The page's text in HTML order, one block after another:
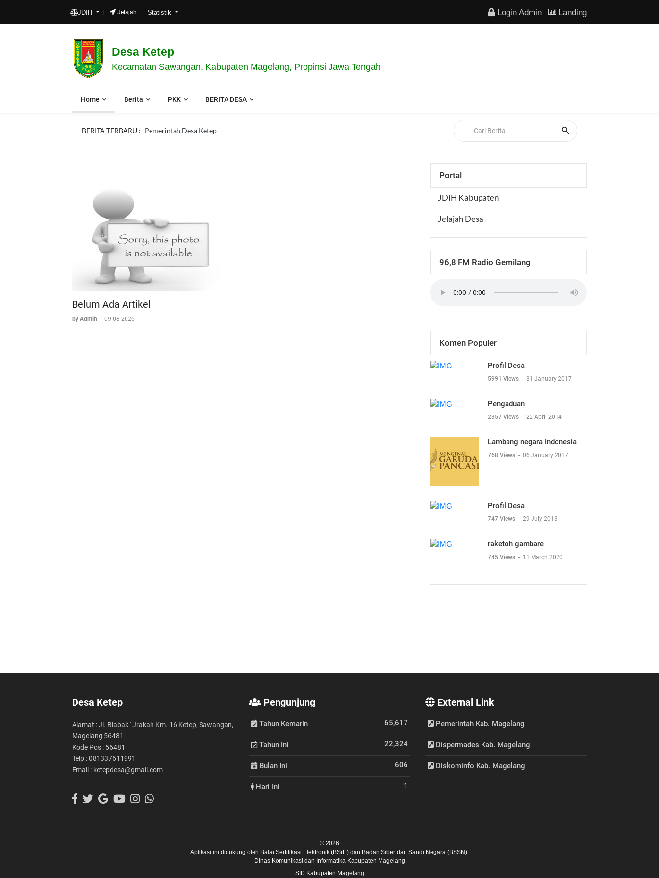
JDIH Jelajah Statistik Login Admin Landing
Desa Ketep
Kecamatan Sawangan, Kabupaten Magelang, Propinsi Jawa Tengah
Home Berita PKK BERITA DESA
BERITA TERBARU : Pemerintah Desa Ketep
Belum Ada Artikel
by Admin - 09-08-2026
Portal
JDIH Kabupaten
Jelajah Desa
96,8 FM Radio Gemilang
Konten Populer
Profil Desa
5991 Views - 31 January 2017
Pengaduan
2357 Views - 22 April 2014
Lambang negara Indonesia
768 Views - 06 January 2017
Profil Desa
747 Views - 29 July 2013
raketoh gambare
745 Views - 11 March 2020
Desa Ketep
Alamat : Jl. Blabak ' Jrakah Km. 16 Ketep, Sawangan,
Magelang 56481
Kode Pos : 56481
Telp : 081337611991
Email : ketepdesa@gmail.com
Pengunjung
Tahun Kemarin 65,617
Tahun Ini 22,324
Bulan Ini 606
Hari Ini 1
External Link
Pemerintah Kab. Magelang
Dispermades Kab. Magelang
Diskominfo Kab. Magelang
© 2026
Aplikasi ini didukung oleh Balai Sertifikasi Elektronik (BSrE) dan Badan Siber dan Sandi Negara (BSSN).
Dinas Komunikasi dan Informatika Kabupaten Magelang
SID Kabupaten Magelang